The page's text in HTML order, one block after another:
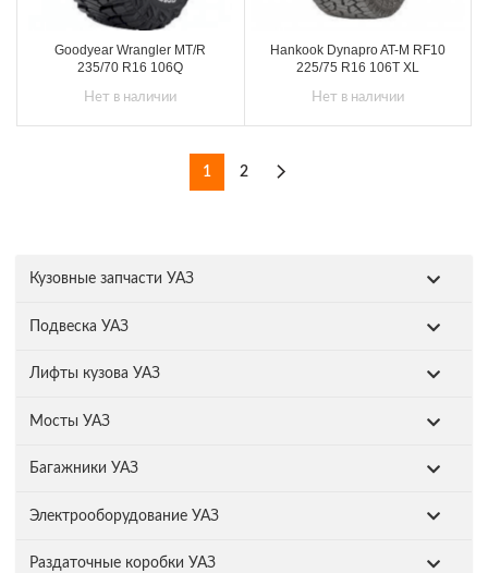
Кузовные запчасти УАЗ
Подвеска УАЗ
Лифты кузова УАЗ
Мосты УАЗ
Багажники УАЗ
Электрооборудование УАЗ
Раздаточные коробки УАЗ
Goodyear Wrangler MT/R
235/70 R16 106Q
Нет в наличии
Hankook Dynapro AT-M RF10
225/75 R16 106T XL
Нет в наличии
1 2